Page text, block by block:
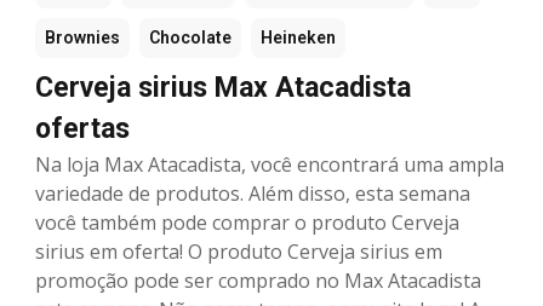
Brownies Chocolate Heineken
Cerveja sirius Max Atacadista
ofertas
Na loja Max Atacadista, você encontrará uma ampla
variedade de produtos. Além disso, esta semana
você também pode comprar o produto Cerveja
sirius em oferta! O produto Cerveja sirius em
promoção pode ser comprado no Max Atacadista